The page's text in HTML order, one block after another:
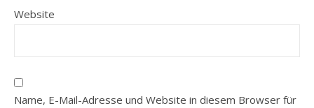
Website
Name, E-Mail-Adresse und Website in diesem Browser für